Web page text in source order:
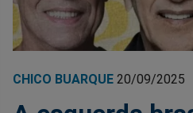
CHICO BUARQUE 20/09/2025